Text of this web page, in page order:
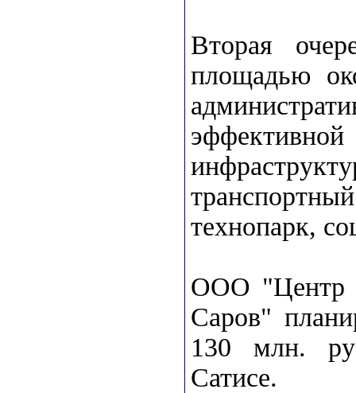
Вторая
площадью
технопарк,
ООО "Центр
Саров"
130 млн.
Сатисе.